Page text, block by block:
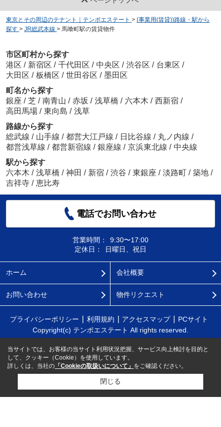
東京とその周辺のテナント｜テンポエステート > (事業用(賃貸))路線・駅から
探す > JR総武本線 > 馬喰町駅の賃貸物件
市区町村から探す
港区 / 新宿区 / 千代田区 / 中央区 / 渋谷区 / 台東区 /
大田区 / 板橋区 / 世田谷区 / 墨田区
町名から探す
銀座 / 芝 / 南青山 / 赤坂 / 浅草橋 / 六本木 / 西新宿 /
高田馬場 / 東向島 / 浅草
路線から探す
総武線 / 山手線 / 都営大江戸線 / 日比谷線 / 丸ノ内線 /
都営浅草線 / 都営新宿線 / 銀座線 / 京浜東北線 / 中央線
駅から探す
六本木 / 浅草橋 / 神田 / 新宿 / 渋谷 / 東銀座 / 淡路町 / 築地 /
吉祥寺 / 恵比寿
電話でお問い合わせ
営業時間：
9:30〜17:00
定休日：
日曜日、祝日
ホーム 会社概要
お問い合わせ 物件リクエスト
プライバシーポリシー 利用規約 アクセスマップ
PCサイト
Copyright(c) テンポエステート All rights reserved.
当サイトでは、お客様の当サイト利用状況把握、サービス向上検討を目的と
して、クッキー（Cookie）を使用しています。
詳しくは、当社の 「Cookieの取扱いについて」 をご確認ください。
閉じる